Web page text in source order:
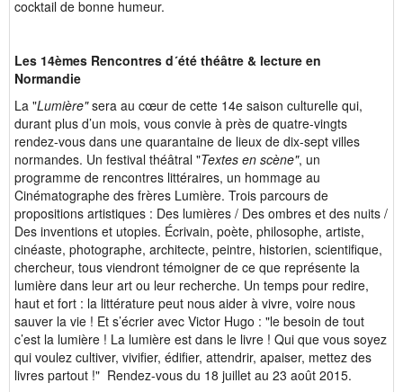
cocktail de bonne humeur.
Les 14èmes Rencontres d´été théâtre & lecture en
Normandie
La "Lumière"sera au cœur de cette 14e saison culturelle qui,
durant plus d’un mois, vous convie à près de quatre-vingts
rendez-vous dans une quarantaine de lieux de dix-sept villes
normandes. Un festival théâtral "Textes en scène", un
programme de rencontres littéraires, un hommage au
Cinématographe des frères Lumière. Trois parcours de
propositions artistiques : Des lumières / Des ombres et des nuits /
Des inventions et utopies. Écrivain, poète, philosophe, artiste,
cinéaste, photographe, architecte, peintre, historien, scientifique,
chercheur, tous viendront témoigner de ce que représente la
lumière dans leur art ou leur recherche. Un temps pour redire,
haut et fort : la littérature peut nous aider à vivre, voire nous
sauver la vie ! Et s’écrier avec Victor Hugo : "le besoin de tout
c’est la lumière ! La lumière est dans le livre ! Qui que vous soyez
qui voulez cultiver, vivifier, édifier, attendrir, apaiser, mettez des
livres partout !" Rendez-vous du 18 juillet au 23 août 2015.